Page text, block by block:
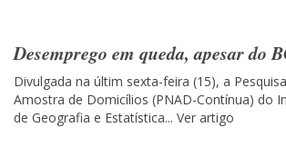
Desemprego em queda, apesar do
Divulgada na últim sexta-feira (15), a
Amostra de Domicílios (PNAD-Contínua) do
de Geografia e Estatística... Ver artigo